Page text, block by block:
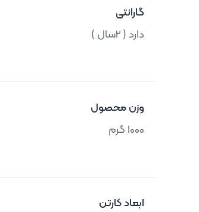
گارانتی
دارد ( 2سال )
وزن محصول
1000 گرم
ابعاد کارتن